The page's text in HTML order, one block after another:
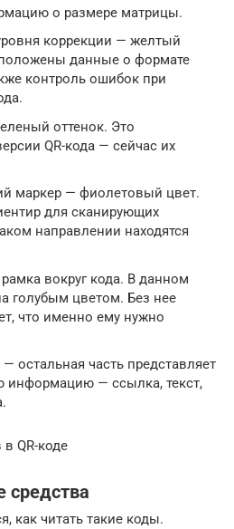
о размере матрицы.
коррекции — желтый
данные о формате
контроль ошибок при
оттенок. Это
QR-кода — сейчас их
маркер — фиолетовый цвет.
для сканирующих
направлении находятся
вокруг кода. В данном
голубым цветом. Без нее
что именно ему нужно
остальная часть представляет
информацию — ссылка, текст,
QR-коде
средства
как читать такие коды.